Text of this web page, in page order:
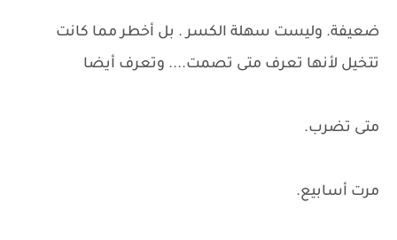
ضعيفة. وليست سهلة الكسر . بل أخطر مما كانت
تتخيل لأنها تعرف متى تصمت.... وتعرف أيضا
متى تضرب.
مرت أسابيع.